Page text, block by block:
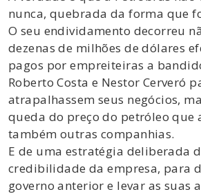
nunca, quebrada da forma que
O seu endividamento decorreu
dezenas de milhões de dólares
pagos por empreiteiras a
Roberto Costa e Nestor Cerveró
atrapalhassem seus negócios,
queda do preço do petróleo que
também outras companhias.
E de uma estratégia deliberada
credibilidade da empresa, para
governo anterior e levar as suas